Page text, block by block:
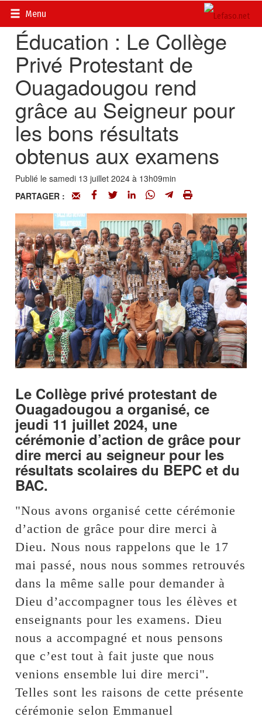
Menu
Accueil>
Éducation : Le Collège
Privé Protestant de
Ouagadougou rend
grâce au Seigneur pour
les bons résultats
obtenus aux examens
Publié le samedi 13 juillet 2024 à 13h09min
PARTAGER :
Le Collège privé protestant de
Ouagadougou a organisé, ce
jeudi 11 juillet 2024, une
cérémonie d’action de grâce pour
dire merci au seigneur pour les
résultats scolaires du BEPC et du
BAC.
"Nous avons organisé cette cérémonie
d’action de grâce pour dire merci à
Dieu. Nous nous rappelons que le 17
mai passé, nous nous sommes retrouvés
dans la même salle pour demander à
Dieu d’accompagner tous les élèves et
enseignants pour les examens. Dieu
nous a accompagné et nous pensons
que c’est tout à fait juste que nous
venions ensemble lui dire merci".
Telles sont les raisons de cette présente
cérémonie selon Emmanuel